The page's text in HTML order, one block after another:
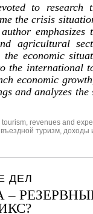
to
the crisis
agricultural
economic
the international
economic
and analyzes
revenues and
въездной туризм доходы
ДЕЛ
–